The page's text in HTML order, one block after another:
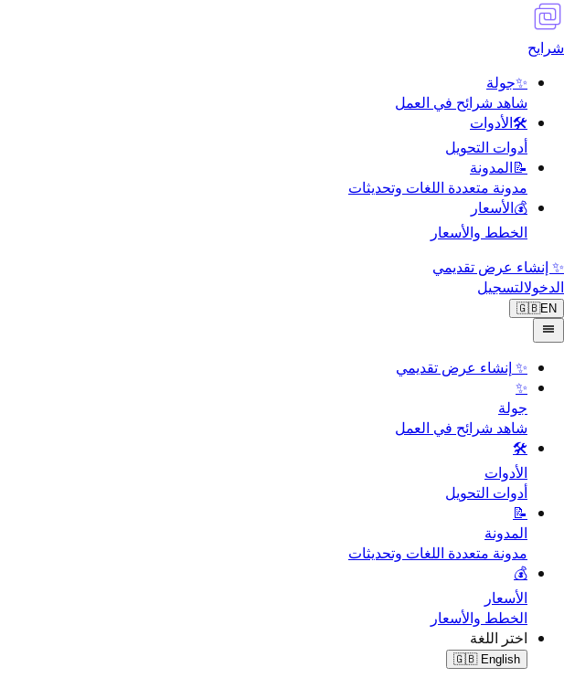
شرايح
✨جولة
شاهد شرائح في العمل
🛠️الأدوات
أدوات التحويل
📝المدونة
مدونة متعددة اللغات وتحديثات
💰الأسعار
الخطط والأسعار
✨ إنشاء عرض تقديمي
الدخولالتسجيل
🇬🇧EN
✨ إنشاء عرض تقديمي
✨
جولة
شاهد شرائح في العمل
🛠️
الأدوات
أدوات التحويل
📝
المدونة
مدونة متعددة اللغات وتحديثات
💰
الأسعار
الخطط والأسعار
اختر اللغة
🇬🇧English